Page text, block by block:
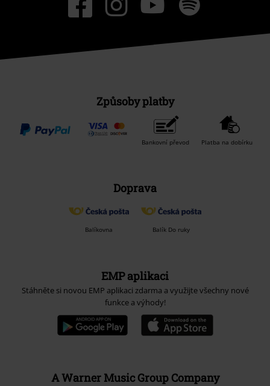
Způsoby platby
Bankovní převod Platba na dobírku
Doprava
Balíkovna Balík Do ruky
EMP aplikaci
Stáhněte si novou EMP aplikaci zdarma a využijte všechny nové
funkce a výhody!
A Warner Music Group Company